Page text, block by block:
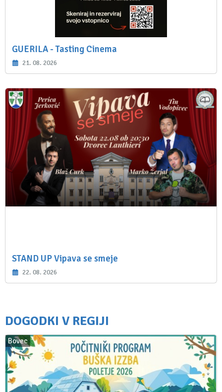
GUERILA - Tasting Cinema
21. 08. 2026
STAND UP Vipava se smeje
22. 08. 2026
DOGODKI V REGIJI
Bovec